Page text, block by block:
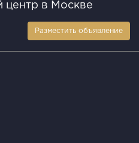
центр в Москве
Разместить объявление